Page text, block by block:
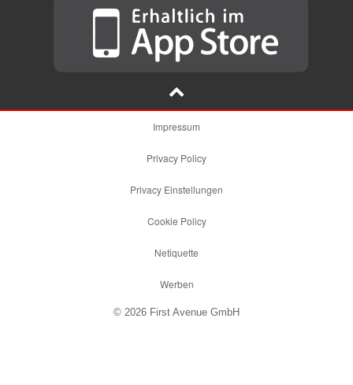
Impressum
Privacy Policy
Privacy Einstellungen
Cookie Policy
Netiquette
Werben
© 2026 First Avenue GmbH